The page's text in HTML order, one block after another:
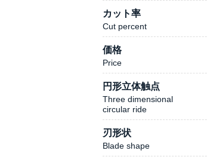
カット率
Cut percent
価格
Price
円形立体触点
Three dimensional
circular ride
刃形状
Blade shape